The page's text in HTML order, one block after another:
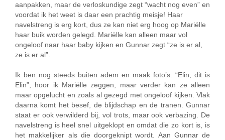
aanpakken, maar de verloskundige zegt “wacht nog even” en
voordat ik het weet is daar een prachtig meisje! Haar
navelstreng is erg kort, dus ze kan niet erg hoog op Mariëlle
haar buik worden gelegd. Mariëlle kan alleen maar vol
ongeloof naar haar baby kijken en Gunnar zegt “ze is er al,
ze is er al”.
Ik ben nog steeds buiten adem en maak foto’s. “Elin, dit is
Elin”, hoor ik Mariëlle zeggen, maar verder kan ze alleen
maar opgelucht en zoals al gezegd met ongeloof kijken. Vlak
daarna komt het besef, de blijdschap en de tranen. Gunnar
staat er ook verwilderd bij, vol trots, maar ook verbazing. De
navelstreng is heel snel uitgeklopt en omdat die zo kort is, is
het makkelijker als die doorgeknipt wordt. Aan Gunnar de